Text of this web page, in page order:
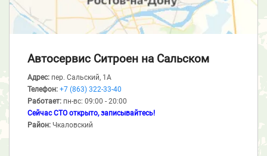
Автосервис Ситроен на Сальском
Адрес: пер. Сальский, 1А
Телефон: +7 (863) 322-33-40
Работает: пн-вс: 09:00 - 20:00
Сейчас СТО открыто, записывайтесь!
Район: Чкаловский